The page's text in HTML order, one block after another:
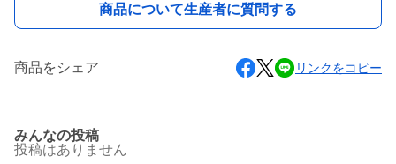
商品について生産者に質問する
商品をシェア リンクをコピー
みんなの投稿
投稿はありません